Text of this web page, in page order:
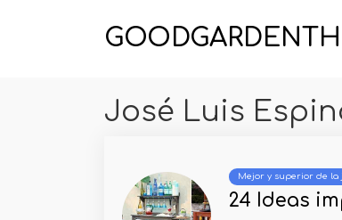
José Luis
Mejor y superior de
24 Ideas